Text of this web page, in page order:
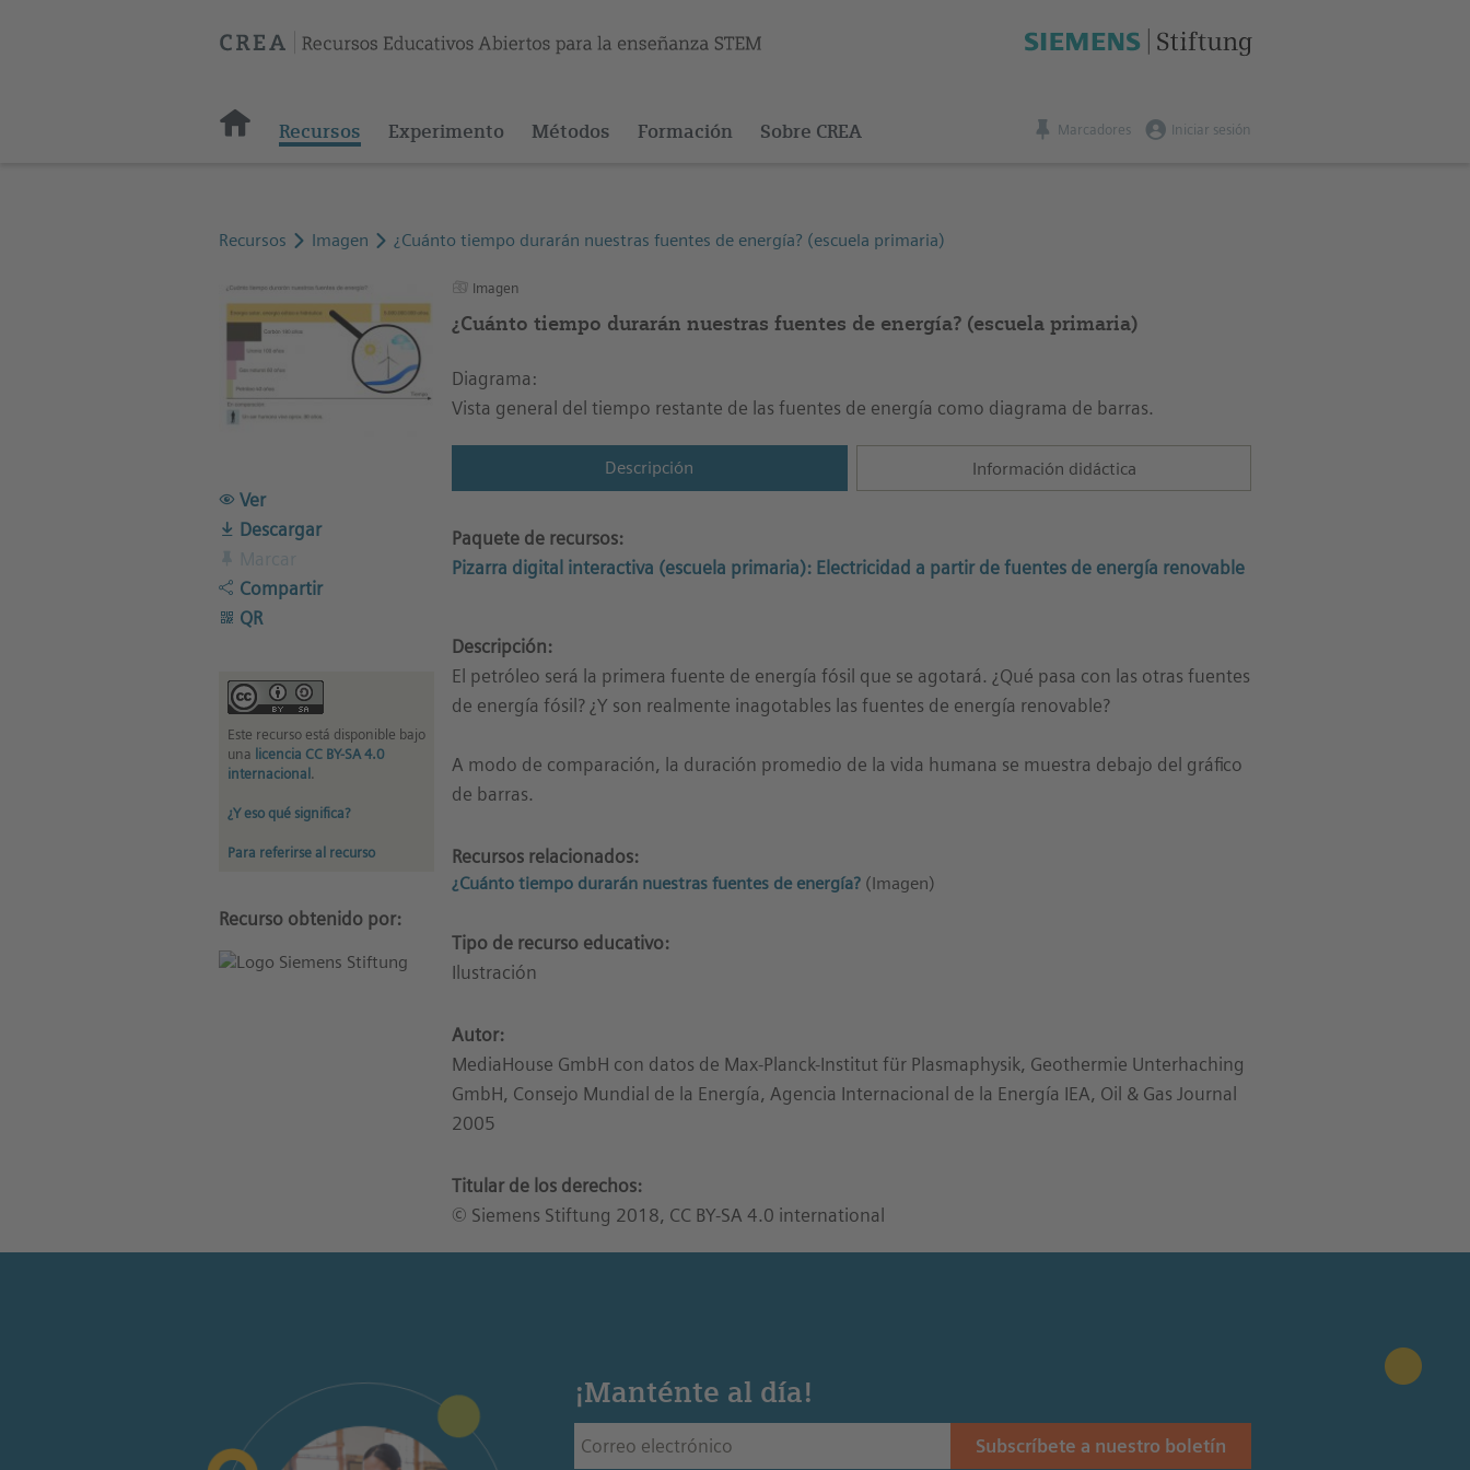
Recursos Experimento Métodos Formación Sobre CREA Marcadores Iniciar sesión
Recursos Imagen ¿Cuánto tiempo durarán nuestras fuentes de energía? (escuela primaria)
Ver
Descargar
Compartir
QR
Este recurso está disponible bajo
una licencia CC BY-SA 4.0
internacional .
¿Y eso qué significa?
Para referirse al recurso
Recurso obtenido por:
Imagen
¿Cuánto tiempo durarán nuestras fuentes de energía? (escuela primaria)
Diagrama:
Vista general del tiempo restante de las fuentes de energía como diagrama de barras.
Descripción Información didáctica
Paquete de recursos:
Pizarra digital interactiva (escuela primaria): Electricidad a partir de fuentes de energía renovable
Descripción:
El petróleo será la primera fuente de energía fósil que se agotará. ¿Qué pasa con las otras fuentes
de energía fósil? ¿Y son realmente inagotables las fuentes de energía renovable?
A modo de comparación, la duración promedio de la vida humana se muestra debajo del gráfico
de barras.
Recursos relacionados:
¿Cuánto tiempo durarán nuestras fuentes de energía? (Imagen)
Tipo de recurso educativo:
Ilustración
Autor:
MediaHouse GmbH con datos de Max-Planck-Institut für Plasmaphysik, Geothermie Unterhaching
GmbH, Consejo Mundial de la Energía, Agencia Internacional de la Energía IEA, Oil & Gas Journal
2005
Titular de los derechos:
© Siemens Stiftung 2018, CC BY-SA 4.0 international
¡Manténte al día!
Subscríbete a nuestro boletín